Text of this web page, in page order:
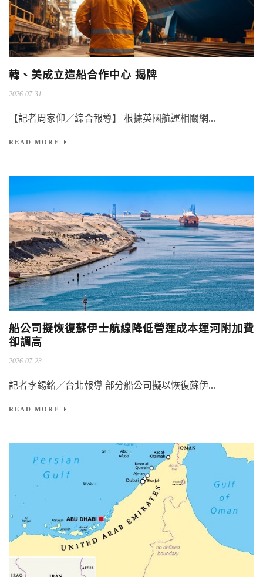
韓、美成立造船合作中心 揭牌
2026-07-31
【記者周家仰／綜合報導】 根據英國航運相關網...
READ MORE
船公司擬恢復蘇伊士航線降低營運成本運河附加費
卻調高
2026-07-23
記者李錫銘／台北報導 部分船公司擬以恢復蘇伊...
READ MORE